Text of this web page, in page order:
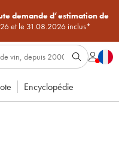
demande d’estimation de
et le 31.08.2026 inclus*
Encyclopédie